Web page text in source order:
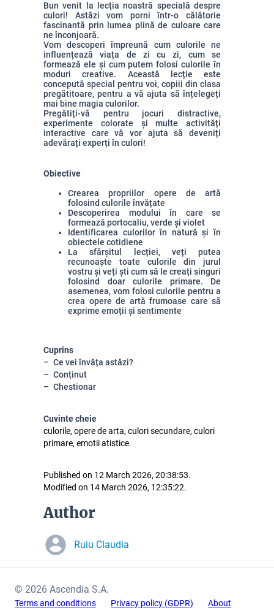
Bun venit la lecția noastră specială despre
culori! Astăzi vom porni într-o călătorie
fascinantă prin lumea plină de culoare care
ne înconjoară.
Vom descoperi împreună cum culorile ne
influențează viața de zi cu zi, cum se
formează ele și cum putem folosi culorile în
moduri creative. Această lecție este
concepută special pentru voi, copiii din clasa
pregătitoare, pentru a vă ajuta să înțelegeți
mai bine magia culorilor.
Pregătiți-vă pentru jocuri distractive,
experimente colorate și multe activități
interactive care vă vor ajuta să deveniți
adevărați experți în culori!
Obiective
Crearea propriilor opere de artă
folosind culorile învățate
Descoperirea modului în care se
formează portocaliu, verde și violet
Identificarea culorilor în natură și în
obiectele cotidiene
La sfârșitul lecției, veți putea
recunoaște toate culorile din jurul
vostru și veți ști cum să le creați singuri
folosind doar culorile primare. De
asemenea, vom folosi culorile pentru a
crea opere de artă frumoase care să
exprime emoții și sentimente
Cuprins
Ce vei învăța astăzi?
Conținut
Chestionar
Cuvinte cheie
culorile, opere de arta, culori secundare, culori
primare, emotii atistice
Published on 12 March 2026, 20:38:53.
Modified on 14 March 2026, 12:35:22.
Author
Ruiu Claudia
© 2026 Ascendia S.A.
Terms and conditions Privacy policy (GDPR) About